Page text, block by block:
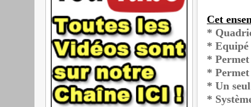
Cet
*
* Equipé
*
* Permet
* Un
*